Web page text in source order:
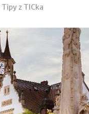
Tipy z TICka